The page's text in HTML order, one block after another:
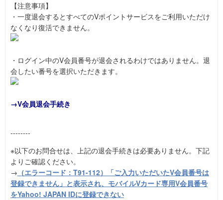
【注意事項】
・一度退会するとすべてのVポイントサービスをご利用いただけ
なくなり復活できません。
・ログイン中のV会員番号が退会されるわけではありません。退
会したい番号を選択いただきます。
→V会員退会手続き
--------
※以下のお問合せは、上記の退会手続きは必要ありません。下記
よりご確認ください。
→ （エラーコード：T91-112）「ご入力いただいたV会員番号は
登録できません」と表示され、モバイルVカード専用V会員番号
をYahoo! JAPAN IDに登録できない